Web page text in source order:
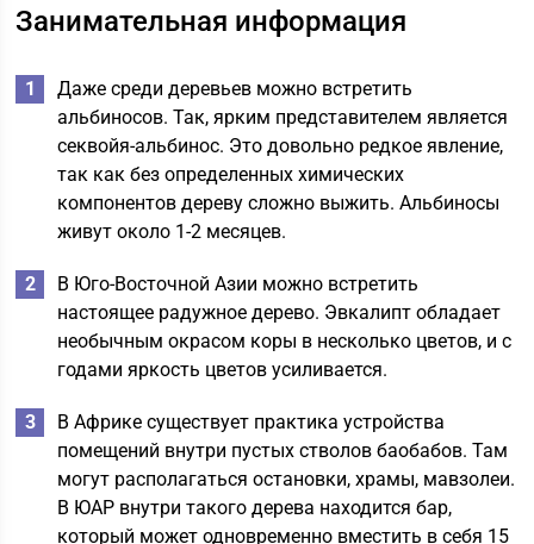
Занимательная информация
Даже среди деревьев можно встретить
альбиносов. Так, ярким представителем является
секвойя-альбинос. Это довольно редкое явление,
так как без определенных химических
компонентов дереву сложно выжить. Альбиносы
живут около 1-2 месяцев.
В Юго-Восточной Азии можно встретить
настоящее радужное дерево. Эвкалипт обладает
необычным окрасом коры в несколько цветов, и с
годами яркость цветов усиливается.
В Африке существует практика устройства
помещений внутри пустых стволов баобабов. Там
могут располагаться остановки, храмы, мавзолеи.
В ЮАР внутри такого дерева находится бар,
который может одновременно вместить в себя 15